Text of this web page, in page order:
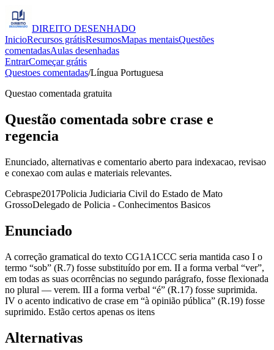
DIREITO DESENHADO
InicioRecursos grátisResumosMapas mentaisQuestões
comentadasAulas desenhadas
EntrarComeçar grátis
Questoes comentadas/Língua Portuguesa
Questao comentada gratuita
Questão comentada sobre crase e
regencia
Enunciado, alternativas e comentario aberto para indexacao, revisao
e conexao com aulas e materiais relevantes.
Cebraspe2017Policia Judiciaria Civil do Estado de Mato
GrossoDelegado de Policia - Conhecimentos Basicos
Enunciado
A correção gramatical do texto CG1A1CCC seria mantida caso I o
termo “sob” (R.7) fosse substituído por em. II a forma verbal “ver”,
em todas as suas ocorrências no segundo parágrafo, fosse flexionada
no plural — verem. III a forma verbal “é” (R.17) fosse suprimida.
IV o acento indicativo de crase em “à opinião pública” (R.19) fosse
suprimido. Estão certos apenas os itens
Alternativas